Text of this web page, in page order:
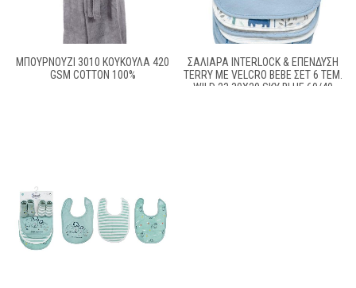
ΜΠΟΥΡΝΟΥΖΙ 3010 ΚΟΥΚΟΥΛΑ 420
GSM COTTON 100%
ΣΑΛΙΆΡΑ INTERLOCK & ΕΠΈΝΔΥΣΗ
TERRY ΜΕ VELCRO BEBE ΣΕΤ 6 ΤΕΜ.
WILD 23 30X20 SKY BLUE 60/40